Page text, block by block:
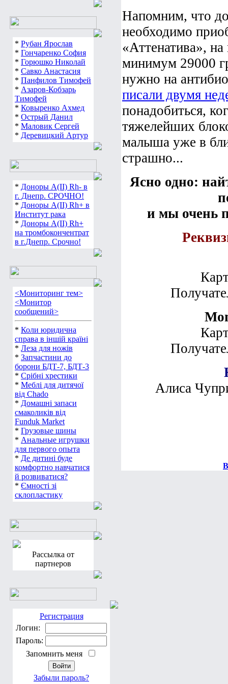
* Рубан Ярослав
* Гончаренко София
* Горюшко Николай
* Савко Анастасия
* Панфилов Тимофей
* Азаров-Кобзарь
Тимофей
* Ковыренко Ахмед
* Острый Данил
* Маловик Сергей
* Деревицкий Артур
* Доноры А(ІІ) Rh- в
г. Днепр. СРОЧНО!
* Доноры А(ІІ) Rh+ в
Институт рака
* Доноры А(ІІ) Rh+
на тромбокончентрат
в г.Днепр. Срочно!
<Мониторинг тем>
<Монитор
сообщений>
* Коли юридична
справа в іншій країні
* Леза для ножів
* Запчастини до
борони БДТ-7, БДТ-3
* Срібні хрестики
* Меблі для дитячої
від Chado
* Домашні запаси
смаколиків від
Funduk Market
* Грузовые шины
* Анальные игрушки
для первого опыта
* Де дитині буде
комфортно навчатися
й розвиватися?
* Ємності зі
склопластику
Рассылка от
партнеров
Регистрация
Логин:
Пароль:
Запомнить меня
Забыли пароль?
Напомним, что
необходимо
«Аттенатива»,
минимум 29000
нужно на
писали двумя
понадобиться,
тяжелейших
малыша уже в
страшно...
Ясно одно:
и мы очень
Алиса